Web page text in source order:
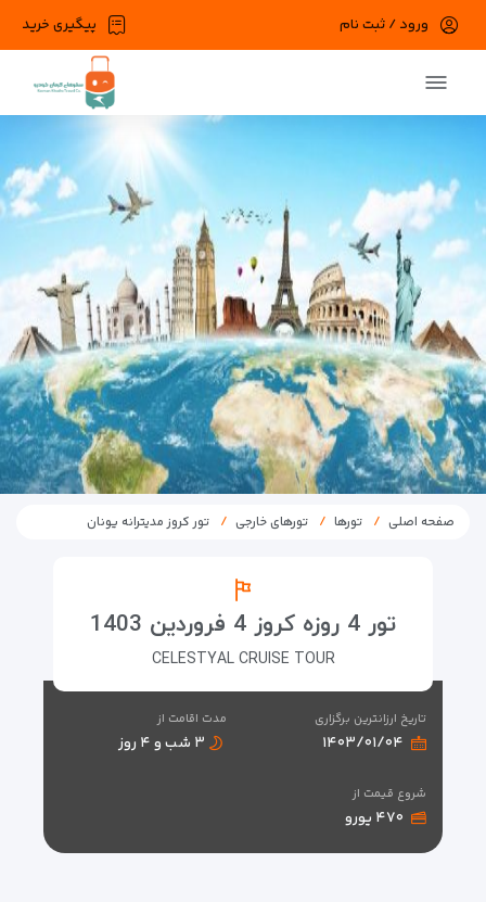
پیگیری خرید ورود / ثبت نام
صفحه اصلی تورها تورهای خارجی تور کروز مدیترانه یونان
تور 4 روزه کروز 4 فروردین 1403
CELESTYAL CRUISE TOUR
تاریخ ارزانترین برگزاری
۱۴۰۳/۰۱/۰۴
مدت اقامت از
۳ شب و ۴ روز
شروع قیمت از
۴۷۰ یورو